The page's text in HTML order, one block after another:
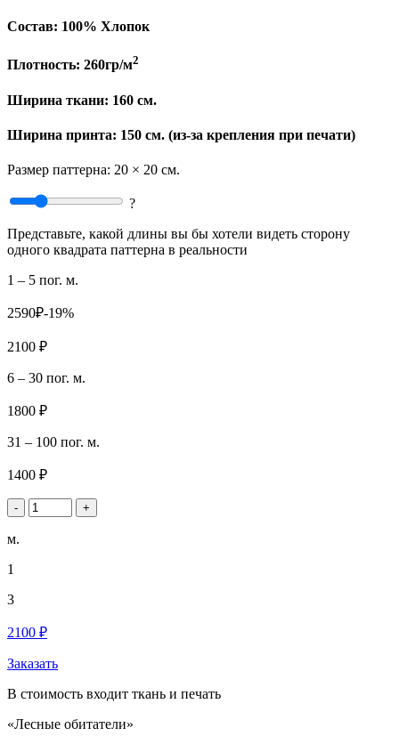
Состав: 100% Хлопок
Плотность: 260гр/м2
Ширина ткани: 160 см.
Ширина принта: 150 см. (из-за крепления при печати)
Размер паттерна: 20 × 20 см.
?
Представьте, какой длины вы бы хотели видеть сторону
одного квадрата паттерна в реальности
1 – 5 пог. м.
2590₽-19%
2100 ₽
6 – 30 пог. м.
1800 ₽
31 – 100 пог. м.
1400 ₽
- +
м.
1
3
2100 ₽
Заказать
В стоимость входит ткань и печать
«Лесные обитатели»